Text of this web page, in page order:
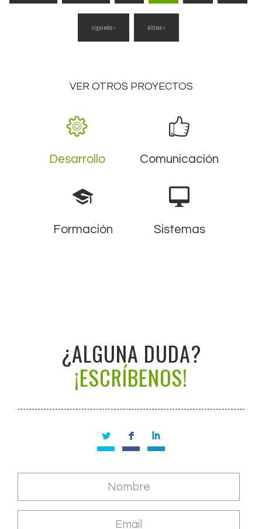
siguiente › última »
VER OTROS PROYECTOS
Desarrollo Comunicación
Formación Sistemas
¿ALGUNA DUDA?
¡ESCRÍBENOS!